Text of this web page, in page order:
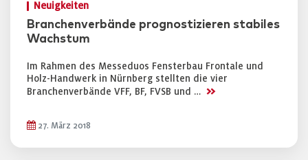
Neuigkeiten
Branchenverbände prognostizieren stabiles
Wachstum
Im Rahmen des Messeduos Fensterbau Frontale und
Holz-Handwerk in Nürnberg stellten die vier
Branchenverbände VFF, BF, FVSB und … >>
27. März 2018